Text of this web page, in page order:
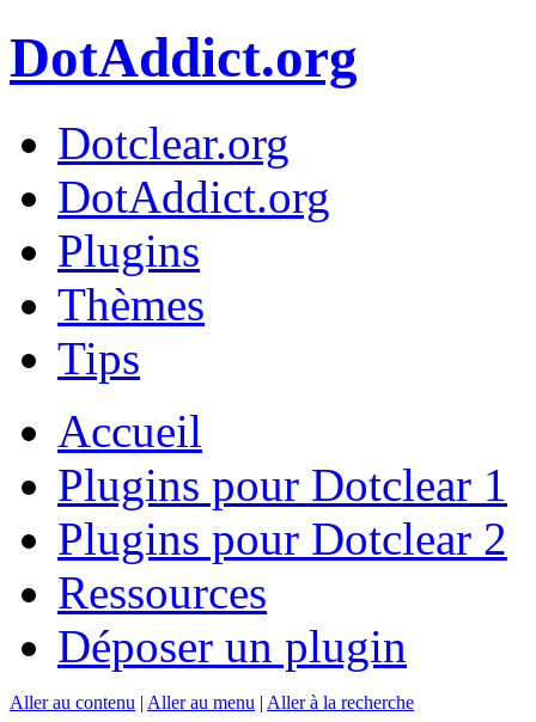
DotAddict.org
Dotclear.org
DotAddict.org
Plugins
Thèmes
Tips
Accueil
Plugins pour Dotclear 1
Plugins pour Dotclear 2
Ressources
Déposer un plugin
Aller au contenu | Aller au menu | Aller à la recherche